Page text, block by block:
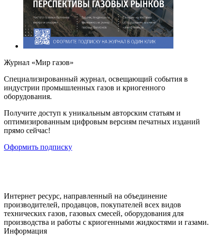
Журнал «Мир газов»
Cпециализированный журнал, освещающий события в
индустрии промышленных газов и криогенного
оборудования.
Получите доступ к уникальным авторским статьям и
оптимизированным цифровым версиям печатных изданий
прямо сейчас!
Оформить подписку
Интернет ресурс, направленный на объединение
производителей, продавцов, покупателей всех видов
технических газов, газовых смесей, оборудования для
производства и работы с криогенными жидкостями и газами.
Информация